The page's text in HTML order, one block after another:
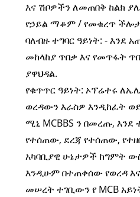
እና ሽቦዎችን ለመጠበቅ ከልክ
የኃይል ማቆም / የመቁረጥ
ባለብዙ ተግባር ዓይነት: - እንደ
መከላከያ ጥበቃ እና የመጥፋት
ያዋህዳል.
የቁጥጥር ዓይነት: ኦፕሬተሩ
ወረዳውን እራስዎ እንዲከፈት
ሚኒ MCBBS ን በመረጡ, እንደ
የተሰጠው, ደረጃ የተሰጠው,
አካባቢያዊ ሁኔታዎች ከግምት
እንዲሁም በተጠቀሰው የወረዳ
መሠረት ተገቢውን የ MCB